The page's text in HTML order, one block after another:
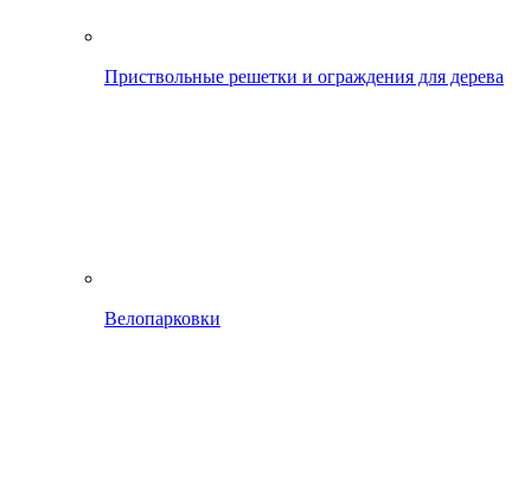
Приствольные решетки и ограждения для дерева
Велопарковки